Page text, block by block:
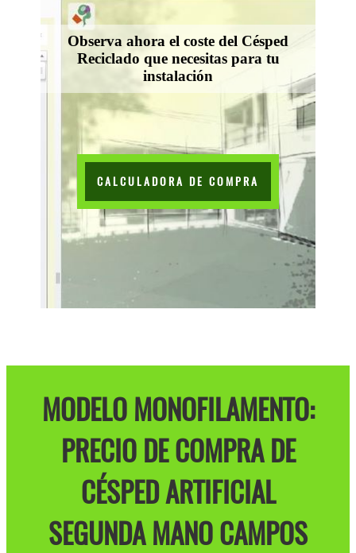
Observa ahora el coste del Césped
Reciclado que necesitas para tu
instalación
CALCULADORA DE COMPRA
MODELO MONOFILAMENTO:
PRECIO DE COMPRA DE
CÉSPED ARTIFICIAL
SEGUNDA MANO CAMPOS